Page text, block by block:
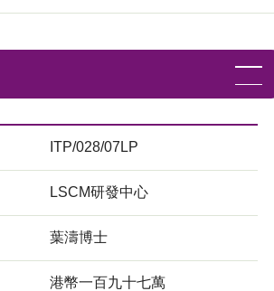
ITP/028/07LP
LSCM研發中心
葉濤博士
港幣一百九十七萬